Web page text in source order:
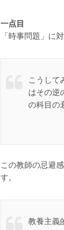
一点目
「時事問題」に
こうして
はその逆
の科目の
この教師の忌避
す。
教養主義